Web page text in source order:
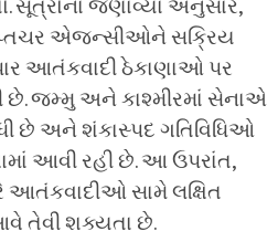
સૂત્રોના જણાવ્યા અનુસાર,
એજન્સીઓને સક્રિય
આતંકવાદી ઠેકાણાઓ પર
છે. જમ્મુ અને કાશ્મીરમાં સેનાએ
છે અને શંકાસ્પદ ગતિવિધિઓ
આવી રહી છે. આ ઉપરાંત,
આતંકવાદીઓ સામે લક્ષિત
તેવી શક્યતા છે.